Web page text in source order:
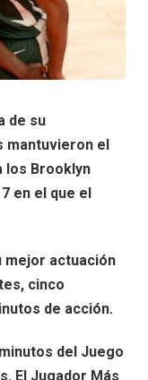
de su
mantuvieron el
los Brooklyn
en el que el
mejor actuación
cinco
de acción.
del Juego
El Jugador Más